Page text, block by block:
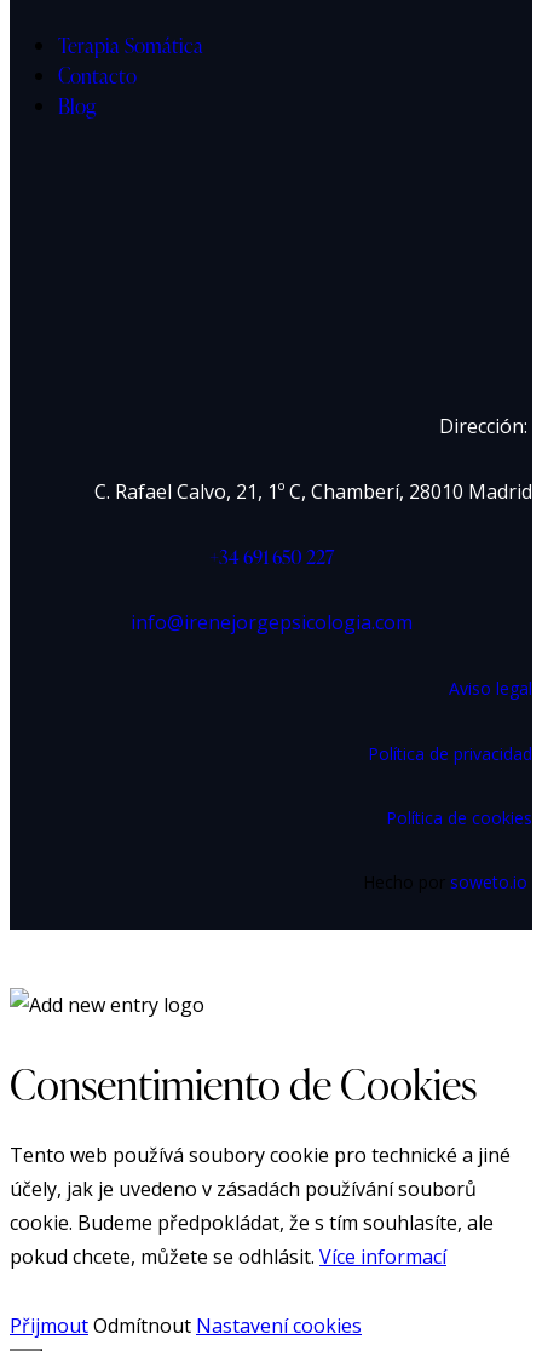
Terapia Somática
Contacto
Blog
Dirección:
C. Rafael Calvo, 21, 1º C, Chamberí, 28010 Madrid
+34 691 650 227
info@irenejorgepsicologia.com
Aviso legal
Política de privacidad
Política de cookies
Hecho por soweto.io
Consentimiento de Cookies
Tento web používá soubory cookie pro technické a jiné
účely, jak je uvedeno v zásadách používání souborů
cookie. Budeme předpokládat, že s tím souhlasíte, ale
pokud chcete, můžete se odhlásit. Více informací
PřijmoutOdmítnout Nastavení cookies